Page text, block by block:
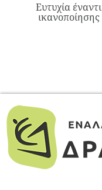
Ευτυχία έναντι
ικανοποίησης